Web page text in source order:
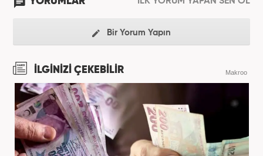
Bir Yorum Yapın
İLGİNİZİ ÇEKEBİLİR Makroo